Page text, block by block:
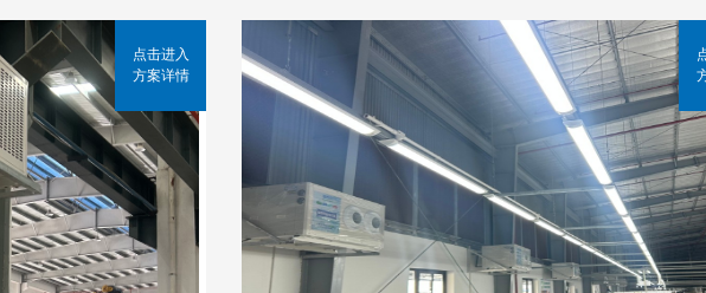
点击进入
方案详情